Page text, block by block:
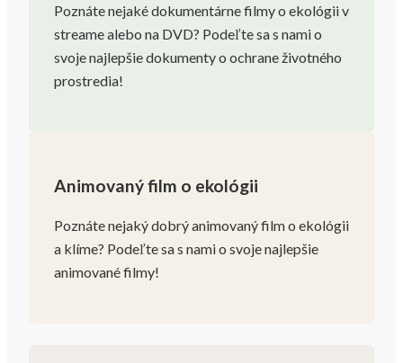
Poznáte nejaké dokumentárne filmy o ekológii v
streame alebo na DVD? Podeľte sa s nami o
svoje najlepšie dokumenty o ochrane životného
prostredia!
Animovaný film o ekológii
Poznáte nejaký dobrý animovaný film o ekológii
a klíme? Podeľte sa s nami o svoje najlepšie
animované filmy!